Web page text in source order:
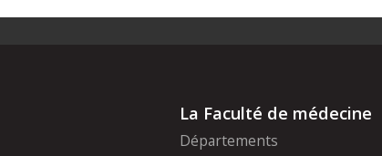
La Faculté de médecine
Départements